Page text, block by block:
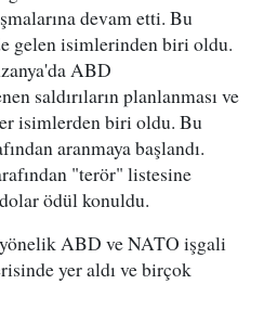
devam etti. Bu
gelen isimlerinden biri oldu.
ABD
saldırıların planlanması ve
isimlerden biri oldu. Bu
aranmaya başlandı.
"terör" listesine
ödül konuldu.
ABD ve NATO işgali
yer aldı ve birçok